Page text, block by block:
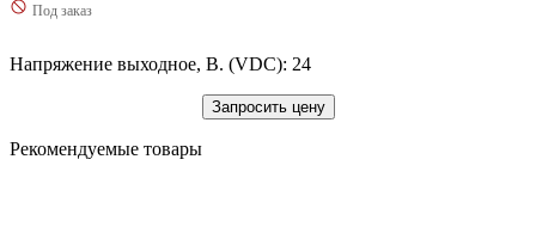
Под заказ
Напряжение выходное, В. (VDC): 24
Запросить цену
Рекомендуемые товары